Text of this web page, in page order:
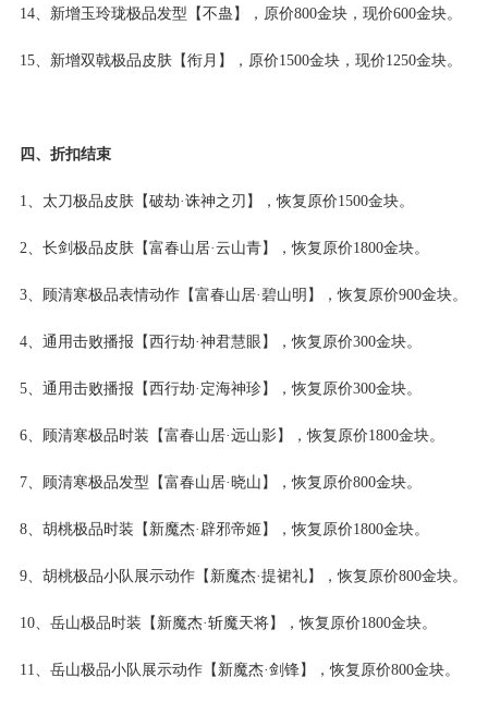
14、新增玉玲珑极品发型【不蛊】，原价800金块，现价600金块。
15、新增双戟极品皮肤【衔月】，原价1500金块，现价1250金块。
四、折扣结束
1、太刀极品皮肤【破劫·诛神之刃】，恢复原价1500金块。
2、长剑极品皮肤【富春山居·云山青】，恢复原价1800金块。
3、顾清寒极品表情动作【富春山居·碧山明】，恢复原价900金块。
4、通用击败播报【西行劫·神君慧眼】，恢复原价300金块。
5、通用击败播报【西行劫·定海神珍】，恢复原价300金块。
6、顾清寒极品时装【富春山居·远山影】，恢复原价1800金块。
7、顾清寒极品发型【富春山居·晓山】，恢复原价800金块。
8、胡桃极品时装【新魔杰·辟邪帝姬】，恢复原价1800金块。
9、胡桃极品小队展示动作【新魔杰·提裙礼】，恢复原价800金块。
10、岳山极品时装【新魔杰·斩魔天将】，恢复原价1800金块。
11、岳山极品小队展示动作【新魔杰·剑锋】，恢复原价800金块。